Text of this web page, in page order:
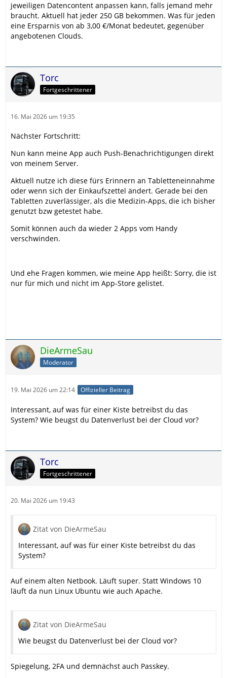
jeweiligen Datencontent anpassen kann, falls jemand mehr
braucht. Aktuell hat jeder 250 GB bekommen. Was für jeden
eine Ersparnis von ab 3,00 €/Monat bedeutet, gegenüber
angebotenen Clouds.
Torc
Fortgeschrittener
16. Mai 2026 um 19:35
Nächster Fortschritt:
Nun kann meine App auch Push-Benachrichtigungen direkt
von meinem Server.
Aktuell nutze ich diese fürs Erinnern an Tabletteneinnahme
oder wenn sich der Einkaufszettel ändert. Gerade bei den
Tabletten zuverlässiger, als die Medizin-Apps, die ich bisher
genutzt bzw getestet habe.
Somit können auch da wieder 2 Apps vom Handy
verschwinden.
Und ehe Fragen kommen, wie meine App heißt: Sorry, die ist
nur für mich und nicht im App-Store gelistet.
DieArmeSau
Moderator
19. Mai 2026 um 22:14 Offizieller Beitrag
Interessant, auf was für einer Kiste betreibst du das
System? Wie beugst du Datenverlust bei der Cloud vor?
Torc
Fortgeschrittener
20. Mai 2026 um 19:43
Zitat von DieArmeSau
Interessant, auf was für einer Kiste betreibst du das
System?
Auf einem alten Netbook. Läuft super. Statt Windows 10
läuft da nun Linux Ubuntu wie auch Apache.
Zitat von DieArmeSau
Wie beugst du Datenverlust bei der Cloud vor?
Spiegelung, 2FA und demnächst auch Passkey.